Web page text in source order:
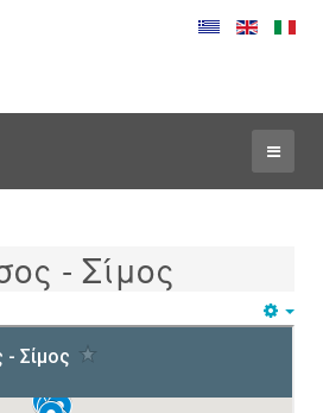
- Σίμος